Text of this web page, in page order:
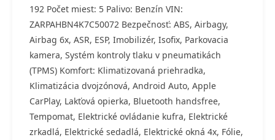
192 Počet miest: 5 Palivo: Benzín VIN:
ZARPAHBN4K7C50072 Bezpečnosť: ABS, Airbagy,
Airbag 6x, ASR, ESP, Imobilizér, Isofix, Parkovacia
kamera, Systém kontroly tlaku v pneumatikách
(TPMS) Komfort: Klimatizovaná priehradka,
Klimatizácia dvojzónová, Android Auto, Apple
CarPlay, Lakťová opierka, Bluetooth handsfree,
Tempomat, Elektrické ovládanie kufra, Elektrické
zrkadlá, Elektrické sedadlá, Elektrické okná 4x, Fólie,